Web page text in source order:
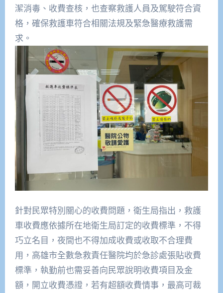
潔消毒、收費查核，也查察救護人員及駕駛符合資
格，確保救護車符合相關法規及緊急醫療救護需
求。
針對民眾特別關心的收費問題，衛生局指出，救護
車收費應依據所在地衛生局訂定的收費標準，不得
巧立名目，夜間也不得加成收費或收取不合理費
用，高雄市全數急救責任醫院均於急診處張貼收費
標準，執勤前也需妥善向民眾說明收費項目及金
額，開立收費憑證，若有超額收費情事，最高可裁